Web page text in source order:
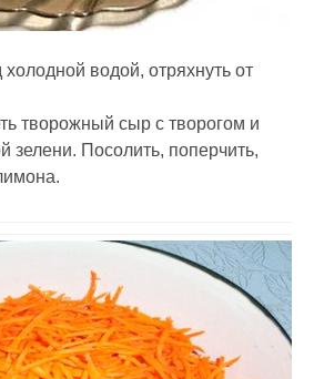
водой, отряхнуть от
творожный сыр с творогом и
зелени. Посолить, поперчить,